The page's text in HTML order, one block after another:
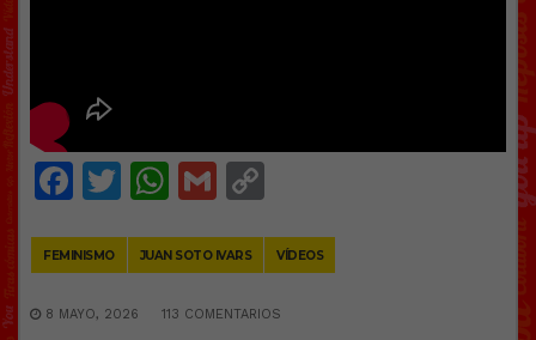
Facebook
Twitter
WhatsApp
Gmail
FEMINISMO JUAN SOTO IVARS VÍDEOS
8 MAYO, 2026 113 COMENTARIOS